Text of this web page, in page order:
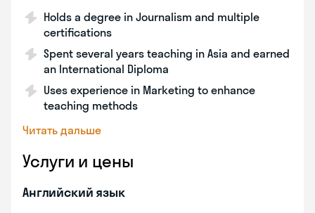
Holds a degree in Journalism and multiple
certifications
Spent several years teaching in Asia and earned
an International Diploma
Uses experience in Marketing to enhance
teaching methods
Читать дальше
Услуги и цены
Английский язык